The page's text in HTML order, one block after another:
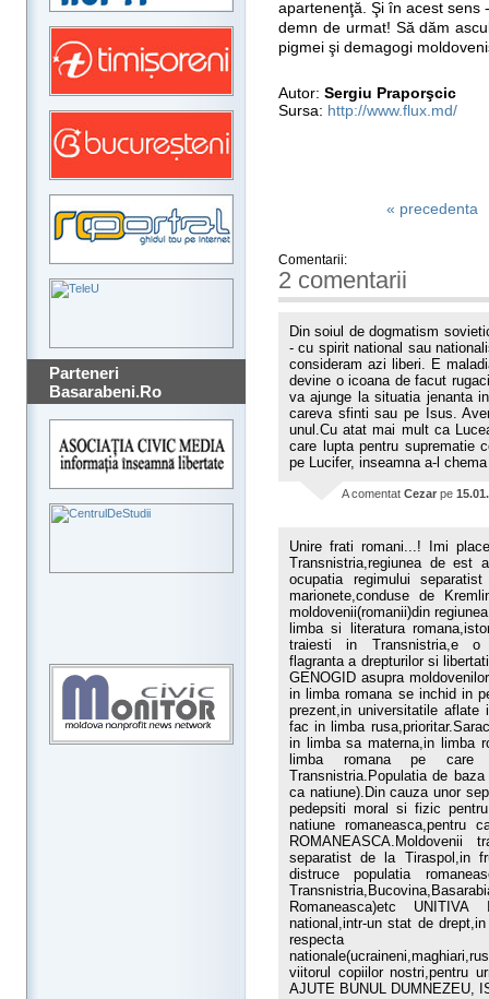
Parteneri
Basarabeni.Ro
apartenenţă. Şi în acest sens
demn de urmat! Să dăm
pigmei şi demagogi
Autor: Sergiu Praporşcic
Sursa: http://www.flux.md/
« precedenta
Comentarii:
2 comentarii
Din soiul de dogmatism
- cu spirit national sau
consideram azi liberi. E
devine o icoana de facut
va ajunge la situatia jenanta
careva sfinti sau pe Isus.
unul.Cu atat mai mult ca
care lupta pentru suprematie
pe Lucifer, inseamna a-l
A comentat Cezar pe
Unire frati romani...! Imi
Transnistria,regiunea de est
ocupatia regimului
marionete,conduse de
moldovenii(romanii)din
limba si literatura
traiesti in Transnistria,e o
flagranta a drepturilor si
GENOGID asupra
in limba romana se inchid in
prezent,in universitatile aflate
fac in limba
in limba sa materna,in limba
limba romana pe care
Transnistria.Populatia de
ca natiune).Din cauza unor
pedepsiti moral si fizic
natiune
separatist de la Tiraspol,in
distruce populatia
Romaneasca)etc
national,intr-un stat de
respecta
viitorul copiilor nostri,pentru
AJUTE BUNUL DUMNEZEU,